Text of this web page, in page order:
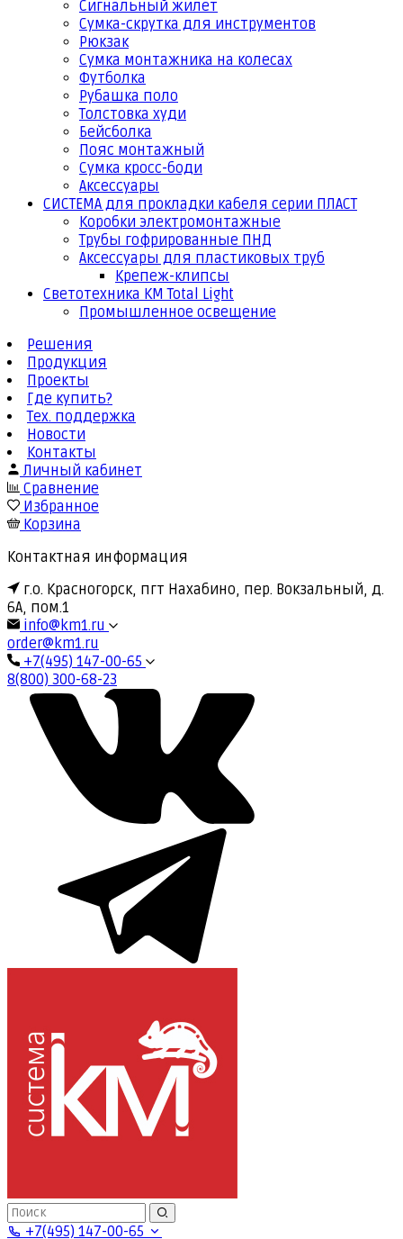
Сигнальный жилет
Сумка-скрутка для инструментов
Рюкзак
Сумка монтажника на колесах
Футболка
Рубашка поло
Толстовка худи
Бейсболка
Пояс монтажный
Сумка кросс-боди
Аксессуары
СИСТЕМА для прокладки кабеля серии ПЛАСТ
Коробки электромонтажные
Трубы гофрированные ПНД
Аксессуары для пластиковых труб
Крепеж-клипсы
Светотехника КМ Total Light
Промышленное освещение
Решения
Продукция
Проекты
Где купить?
Тех. поддержка
Новости
Контакты
Личный кабинет
Сравнение
Избранное
Корзина
Контактная информация
г.о. Красногорск, пгт Нахабино, пер. Вокзальный, д.
6А, пом.1
info@km1.ru
order@km1.ru
+7(495) 147-00-65
8(800) 300-68-23
+7(495) 147-00-65